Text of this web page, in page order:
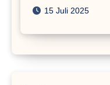
15 Juli 2025